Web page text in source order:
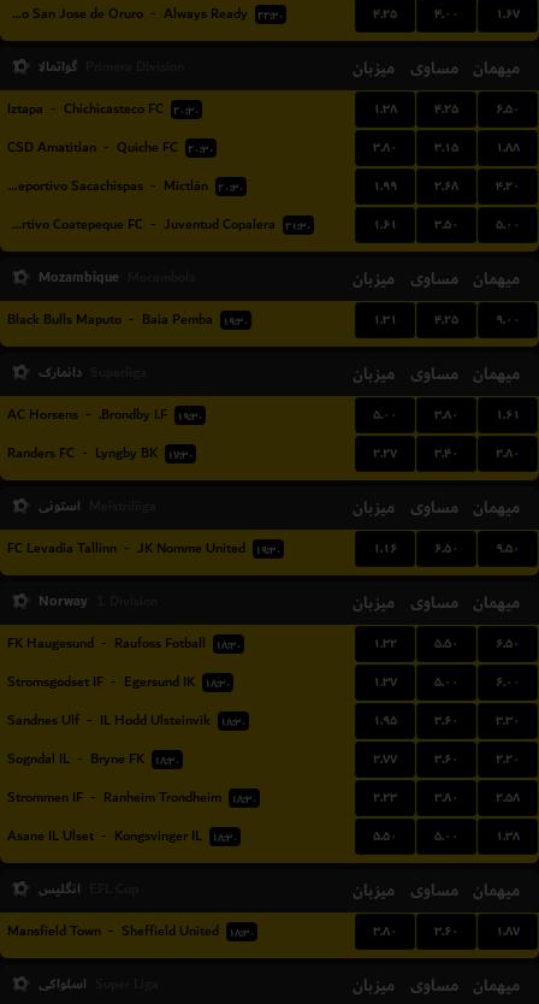
GV Club Deportivo San Jose de Oruro - Always Ready ۲۲:۳۰ ۴.۲۵ ۴.۰۰ ۱.۶۷
گواتمالا میزبان مساوی میهمان
Iztapa - Chichicasteco FC ۲۰:۳۰ ۱.۳۸ ۴.۲۵ ۶.۵۰
CSD Amatitlan - Quiche FC ۲۰:۳۰ ۳.۸۰ ۳.۱۵ ۱.۸۸
CS Deportivo Sacachispas - Mictlán ۲۰:۳۰ ۱.۹۹ ۲.۶۸ ۴.۲۰
Deportivo Coatepeque FC - Juventud Copalera ۲۱:۳۰ ۱.۶۱ ۳.۵۰ ۵.۰۰
Mozambique میزبان مساوی میهمان
Black Bulls Maputo - Baia Pemba ۱۹:۳۰ ۱.۳۱ ۴.۲۵ ۹.۰۰
دانمارک میزبان مساوی میهمان
AC Horsens - Brondby I.F. ۱۹:۳۰ ۵.۰۰ ۳.۸۰ ۱.۶۱
Randers FC - Lyngby BK ۱۷:۳۰ ۲.۲۷ ۳.۴۰ ۲.۸۰
استونی میزبان مساوی میهمان
FC Levadia Tallinn - JK Nomme United ۱۹:۳۰ ۱.۱۶ ۶.۵۰ ۹.۵۰
Norway میزبان مساوی میهمان
FK Haugesund - Raufoss Fotball ۱۸:۳۰ ۱.۳۲ ۵.۵۰ ۶.۵۰
Stromsgodset IF - Egersund IK ۱۸:۳۰ ۱.۳۷ ۵.۰۰ ۶.۰۰
Sandnes Ulf - IL Hodd Ulsteinvik ۱۸:۳۰ ۱.۹۵ ۳.۶۰ ۳.۳۰
Sogndal IL - Bryne FK ۱۸:۳۰ ۲.۷۷ ۳.۶۰ ۲.۲۰
Strommen IF - Ranheim Trondheim ۱۸:۳۰ ۲.۲۳ ۳.۸۰ ۲.۵۸
Asane IL Ulset - Kongsvinger IL ۱۸:۳۰ ۵.۵۰ ۵.۰۰ ۱.۳۸
انگلیس میزبان مساوی میهمان
Mansfield Town - Sheffield United ۱۸:۳۰ ۳.۸۰ ۳.۶۰ ۱.۸۷
اسلواکی میزبان مساوی میهمان